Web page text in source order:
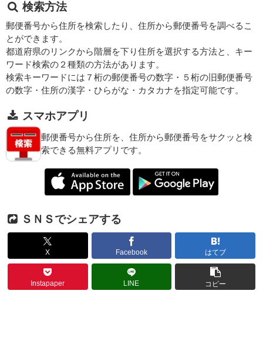
検索方法
郵便番号から住所を検索したり、住所から郵便番号を調べるこ
とができます。
都道府県のリンクから階層を下り住所を選択する方法と、キー
ワード検索の２種類の方法があります。
検索キーワードには７桁の郵便番号の数字・５桁の旧郵便番号
の数字・住所の漢字・ひらがな・カタカナを指定可能です。
スマホアプリ
郵便番号から住所を、住所から郵便番号をサクッと検
索できる無料アプリです。
ＳＮＳでシェアする
X Facebook はてブ
Instapaper LINE コピー